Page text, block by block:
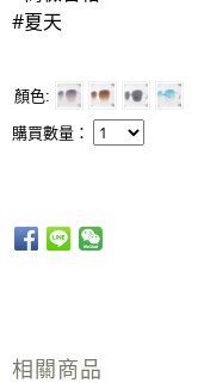
#夏天
顏色
購買數量：
相關商品